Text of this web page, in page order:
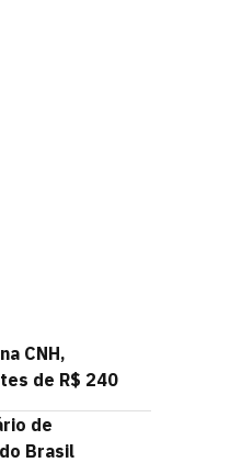
CNH,
de R$ 240
de
Brasil